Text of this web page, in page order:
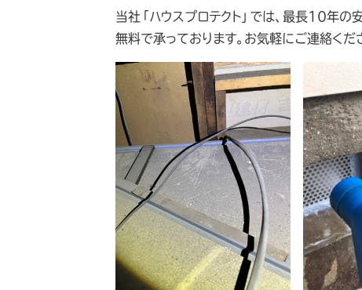
当社「ハウスプロテクト」では、最長10年の
無料で承っております。お気軽にご連絡くだ